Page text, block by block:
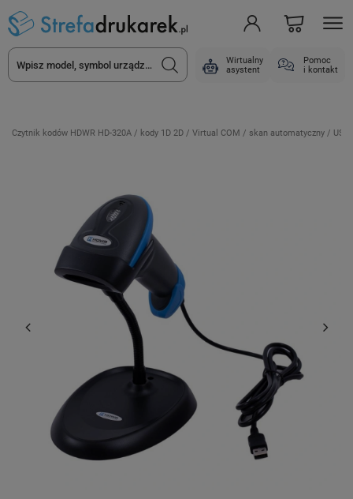
Wirtualny
asystent
Pomoc
i kontakt
Czytnik kodów HDWR HD-320A / kody 1D 2D / Virtual COM / skan automatyczny / USB